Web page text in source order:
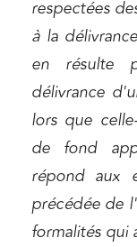
respectées
à la
en résulte
délivrance
lors que
de fond
répond aux
précédée de
formalités qui